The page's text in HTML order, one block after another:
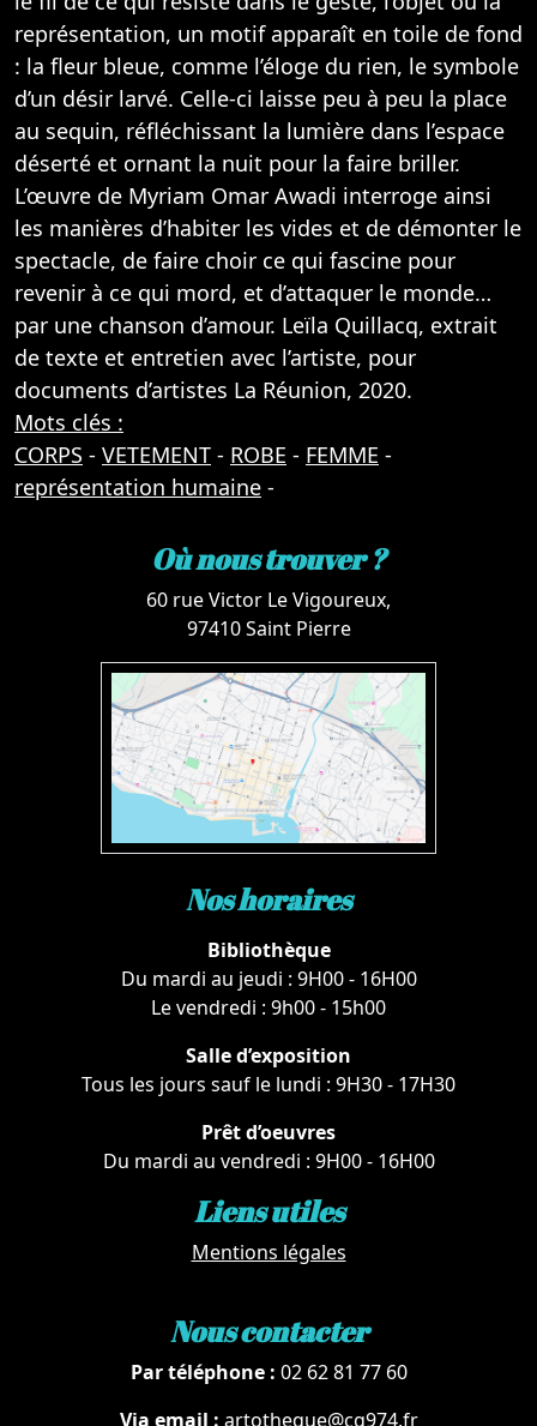
représentation, un motif apparaît en toile de fond
: la fleur bleue, comme l’éloge du rien, le symbole
d’un désir larvé. Celle-ci laisse peu à peu la place
au sequin, réfléchissant la lumière dans l’espace
déserté et ornant la nuit pour la faire briller.
L’œuvre de Myriam Omar Awadi interroge ainsi
les manières d’habiter les vides et de démonter le
spectacle, de faire choir ce qui fascine pour
revenir à ce qui mord, et d’attaquer le monde…
par une chanson d’amour. Leïla Quillacq, extrait
de texte et entretien avec l’artiste, pour
documents d’artistes La Réunion, 2020.
Mots clés :
CORPS - VETEMENT - ROBE - FEMME -
représentation humaine -
Où nous trouver ?
60 rue Victor Le Vigoureux,
97410 Saint Pierre
Nos horaires
Bibliothèque
Du mardi au jeudi : 9H00 - 16H00
Le vendredi : 9h00 - 15h00
Salle d’exposition
Tous les jours sauf le lundi : 9H30 - 17H30
Prêt d’oeuvres
Du mardi au vendredi : 9H00 - 16H00
Liens utiles
Mentions légales
Nous contacter
Par téléphone : 02 62 81 77 60
Via email : artotheque@cg974.fr